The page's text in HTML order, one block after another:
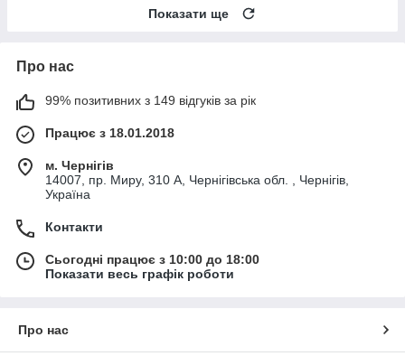
Показати ще
Про нас
99% позитивних з 149 відгуків за рік
Працює з 18.01.2018
м. Чернігів
14007, пр. Миру, 310 А, Чернігівська обл. , Чернігів,
Україна
Контакти
Сьогодні працює з 10:00 до 18:00
Показати весь графік роботи
Про нас